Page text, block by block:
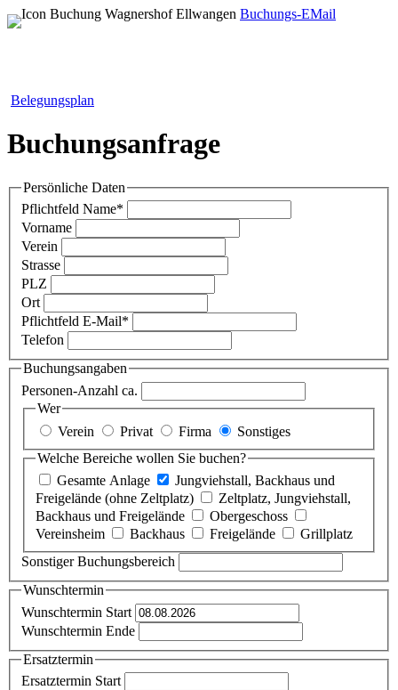
Buchungs-EMail
Belegungsplan
Buchungsanfrage
Persönliche Daten
Pflichtfeld Name*
Vorname
Verein
Strasse
PLZ
Ort
Pflichtfeld E-Mail*
Telefon
Buchungsangaben
Personen-Anzahl ca.
Wer
Verein
Privat Firma
Sonstiges
Welche Bereiche wollen Sie buchen?
Gesamte Anlage
Jungviehstall, Backhaus und
Freigelände (ohne Zeltplatz)
Zeltplatz, Jungviehstall,
Backhaus und Freigelände
Obergeschoss
Vereinsheim
Backhaus Freigelände
Grillplatz
Sonstiger Buchungsbereich
Wunschtermin
Wunschtermin Start
Wunschtermin Ende
Ersatztermin
Ersatztermin Start